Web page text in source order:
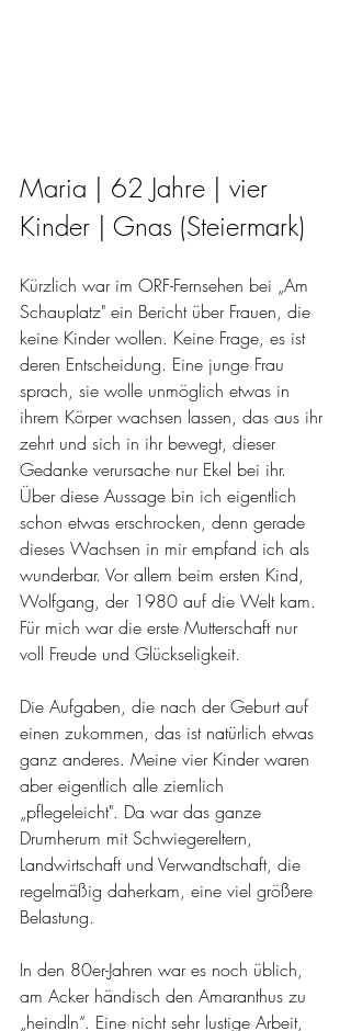
Maria | 62 Jahre | vier
Kinder | Gnas (Steiermark)
Kürzlich war im ORF-Fernsehen bei „Am
Schauplatz" ein Bericht über Frauen, die
keine Kinder wollen. Keine Frage, es ist
deren Entscheidung. Eine junge Frau
sprach, sie wolle unmöglich etwas in
ihrem Körper wachsen lassen, das aus ihr
zehrt und sich in ihr bewegt, dieser
Gedanke verursache nur Ekel bei ihr.
Über diese Aussage bin ich eigentlich
schon etwas erschrocken, denn gerade
dieses Wachsen in mir empfand ich als
wunderbar. Vor allem beim ersten Kind,
Wolfgang, der 1980 auf die Welt kam.
Für mich war die erste Mutterschaft nur
voll Freude und Glückseligkeit.
Die Aufgaben, die nach der Geburt auf
einen zukommen, das ist natürlich etwas
ganz anderes. Meine vier Kinder waren
aber eigentlich alle ziemlich
„pflegeleicht". Da war das ganze
Drumherum mit Schwiegereltern,
Landwirtschaft und Verwandtschaft, die
regelmäßig daherkam, eine viel größere
Belastung.
In den 80er-Jahren war es noch üblich,
am Acker händisch den Amaranthus zu
„heindln“. Eine nicht sehr lustige Arbeit,